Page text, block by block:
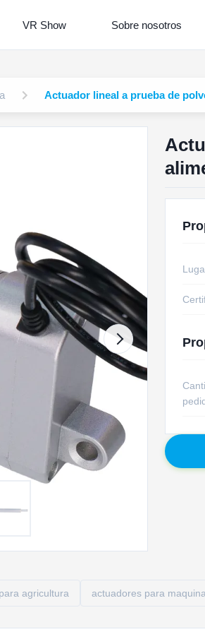
VR Show Sobre nosotros
Actuador lineal a prueba de
agricultura actuadores para